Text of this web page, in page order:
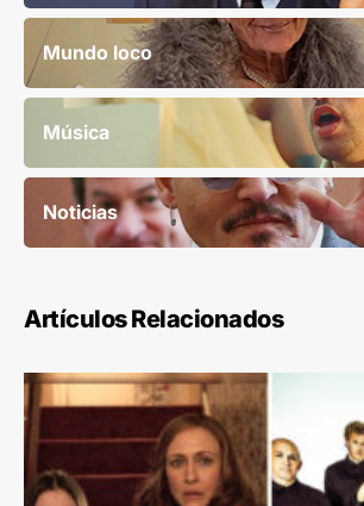
Mundo loco
Música
Noticias
Artículos Relacionados